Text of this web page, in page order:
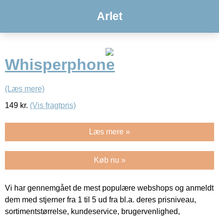
Arlet
Whisperphone
(Læs mere)
149 kr. (Vis fragtpris)
Læs mere »
Køb nu »
Vi har gennemgået de mest populære webshops og anmeldt
dem med stjerner fra 1 til 5 ud fra bl.a. deres prisniveau,
sortimentstørrelse, kundeservice, brugervenlighed,